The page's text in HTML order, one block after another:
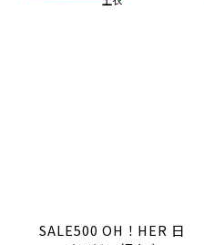
SALE500 OH！HER 日